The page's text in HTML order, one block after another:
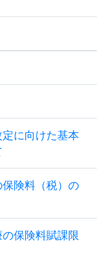
向けた基本
料（税）の
険料賦課限